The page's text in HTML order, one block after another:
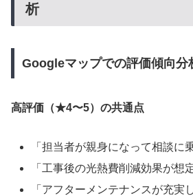
析
Googleマップでの評価傾向分
高評価（★4〜5）の共通点
「担当者が親身になって相談に
「工事後の光熱費削減効果が想
「アフターメンテナンスが充実